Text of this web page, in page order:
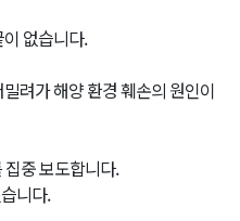
없습니다.
려가 해양 환경 훼손의 원인이
중 보도합니다.
니다.